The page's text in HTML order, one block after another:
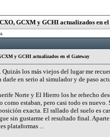
GCXM y GCHI actualizados en
y GCHI actualizados en el Gateway
Quizás los más viejos del lugar me
darle en serio al simulador y de paso
Norte y El Hierro los he rehecho
como estaban, pero casi todo es
exacta. El rallado del suelo es
sin gustarme el resultado final.
plataformas ...